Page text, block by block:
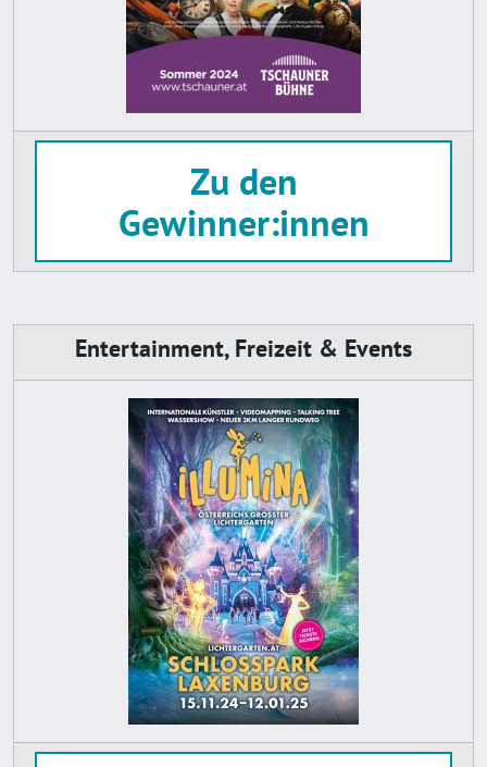
Zu den
Gewinner:innen
Entertainment, Freizeit & Events